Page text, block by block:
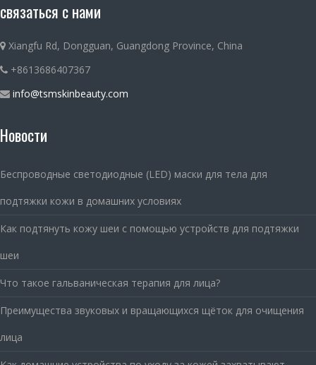
связаться с нами
Xiangfu Rd, Dongguan, Guangdong Province, China
+8613686407367
info@tsmskinbeauty.com
Новости
Беспроводные светодиодные (LED) маски для тела для
подтяжки кожи в домашних условиях
Как подтянуть кожу шеи с помощью устройств для подтяжки
шеи
Что такое гальваническая терапия для лица?
Преимущества звуковых и вращающихся щёток для очищения
лица